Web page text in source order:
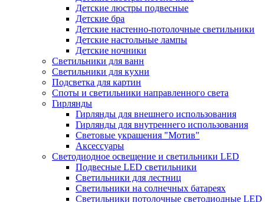
Детские люстры подвесные
Детские бра
Детские настенно-потолочные светильники
Детские настольные лампы
Детские ночники
Светильники для ванн
Светильники для кухни
Подсветка для картин
Споты и светильники направленного света
Гирлянды
Гирлянды для внешнего использования
Гирлянды для внутреннего использования
Световые украшения "Мотив"
Аксессуары
Светодиодное освещение и светильники LED
Подвесные LED светильники
Светильники для лестниц
Светильники на солнечных батареях
Светильники потолочные светодиодные LED